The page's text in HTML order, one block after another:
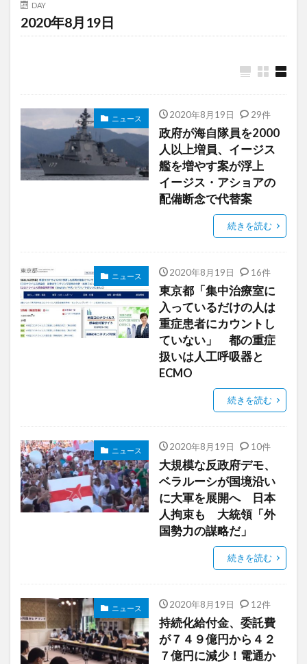
DAY
2020年8月19日
ニュース 2020年8月19日 29件
政府が海自隊員を2000
人以上増員、イージス
艦を増やす案が浮上
イージス・アショアの
配備断念で代替案
続きを読む
ニュース 2020年8月19日 16件
東京都「集中治療室に
入っているだけの人は
重症患者にカウントし
ていない」 都の重症
扱いは人工呼吸器と
ECMO
続きを読む
ニュース 2020年8月19日 10件
大規模な反政府デモ、
ベラルーシが国境沿い
に大軍を展開へ 日本
人拘束も 大統領「外
国勢力の謀略だ」
続きを読む
ニュース 2020年8月19日 12件
持続化給付金、委託費
が７４９億円から４２
７億円に減少！電通か